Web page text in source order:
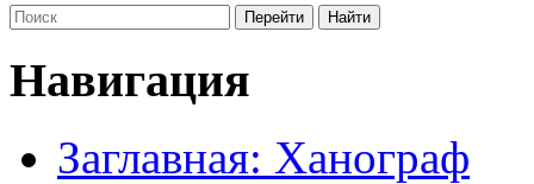
Навигация
Заглавная: Ханограф